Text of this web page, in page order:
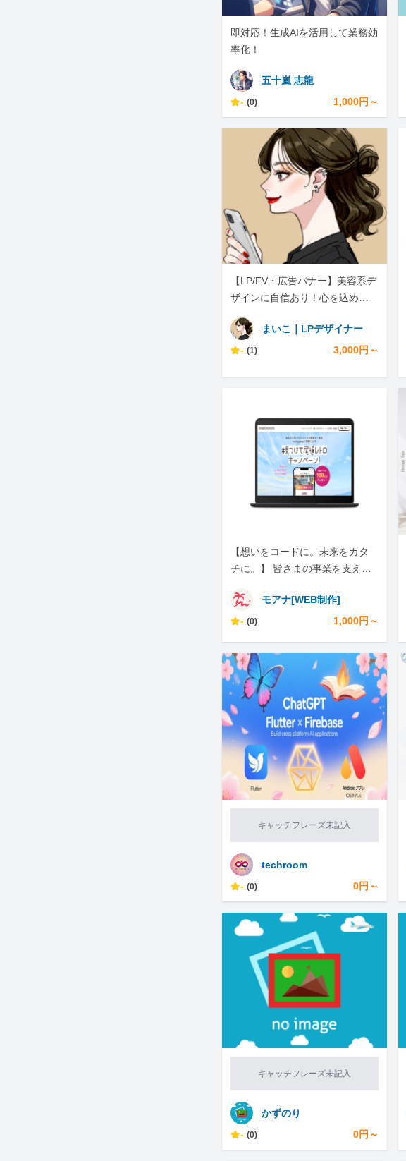
即対応！生成AIを活用して業務効
率化！
五十嵐 志龍
- (0) 1,000円～
【LP/FV・広告バナー】美容系デ
ザインに自信あり！心を込めて
まいこ｜LPデザイナー
- (1) 3,000円～
【想いをコードに。未来をカタ
チに。】 皆さまの事業を支える
モアナ[WEB制作]
- (0) 1,000円～
キャッチフレーズ未記入
techroom
- (0) 0円～
キャッチフレーズ未記入
かずのり
- (0) 0円～